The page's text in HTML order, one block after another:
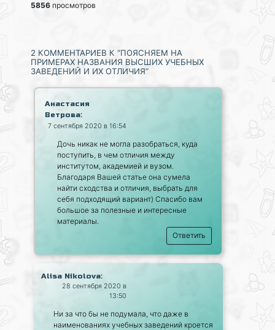
5856 просмотров
2 КОММЕНТАРИЕВ К “ПОЯСНЯЕМ НА
ПРИМЕРАХ НАЗВАНИЯ ВЫСШИХ УЧЕБНЫХ
ЗАВЕДЕНИЙ И ИХ ОТЛИЧИЯ”
Анастасия
Ветрова:
7 сентября 2020 в 16:54
Дочь никак не могла разобраться, куда
поступить, в чем отличия между
институтом, академией и вузом.
Благодаря Вашей статье она сумела
найти сходства и отличия, выбрать для
себя подходящий вариант) Спасибо вам
большое за полезные и интересные
материалы.
Ответить
Alisa Nikolova:
28 сентября 2020 в
13:50
Ни за что бы не подумала, что даже в
наименованиях учебных заведений кроется